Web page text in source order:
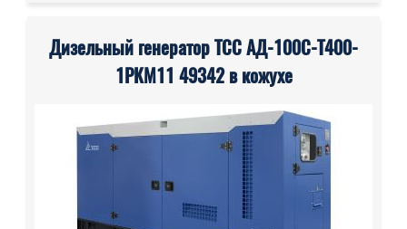
Дизельный генератор ТСС АД-100С-Т400-
1РКМ11 49342 в кожухе